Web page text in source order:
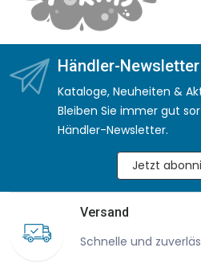
Händler-
Kataloge, Neuheiten &
Bleiben Sie immer gut
Händler-Newsletter.
Jetzt
Versand
Schnelle und